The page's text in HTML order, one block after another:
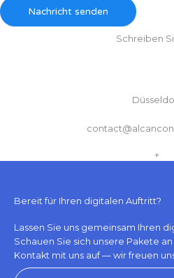
Nachricht senden
Schreiben
+
Bereit für Ihren digitalen Auftritt?
Lassen Sie uns gemeinsam Ihren
Schauen Sie sich unsere Pakete
Kontakt mit uns auf — wir freuen